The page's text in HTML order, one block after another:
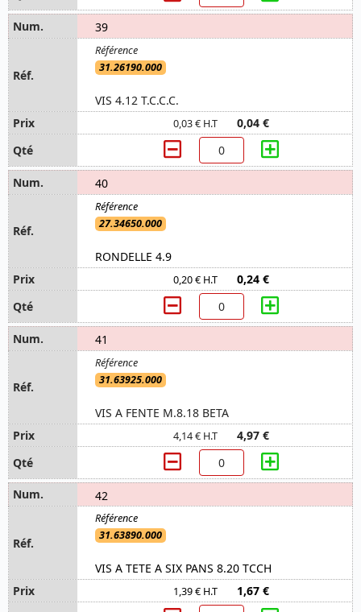
39
31.26190.000
VIS 4.12 T.C.C.C.
0,03 € H.T 0,04 €
40
27.34650.000
RONDELLE 4.9
0,20 € H.T 0,24 €
41
31.63925.000
VIS A FENTE M.8.18 BETA
4,14 € H.T 4,97 €
42
31.63890.000
VIS A TETE A SIX PANS 8.20 TCCH
1,39 € H.T 1,67 €